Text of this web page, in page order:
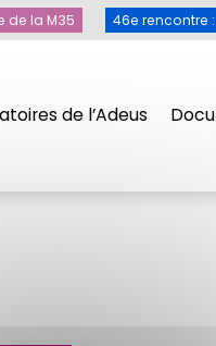
de l’Adeus
de la M35 46e rencontre